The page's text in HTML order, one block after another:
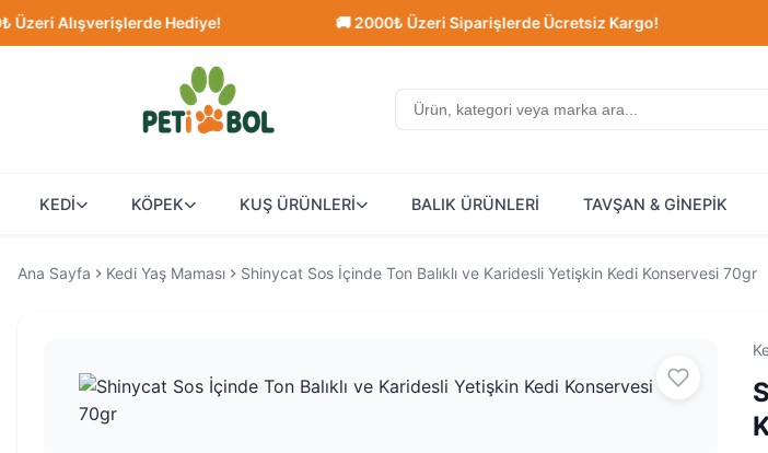
Alışverişlerde Hediye! 🚚 2000₺ Üzeri Siparişlerde Ücretsiz Kargo! ⭐
KEDİ KÖPEK KUŞ ÜRÜNLERİ BALIK ÜRÜNLERİ TAVŞAN & GİNEPİK
Ana Sayfa Kedi Yaş Maması Shinycat Sos İçinde Ton Balıklı ve Karidesli Yetişkin Kedi Konservesi 70gr